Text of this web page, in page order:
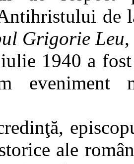
de
Grigorie Leu
1940 a
eveniment
ale